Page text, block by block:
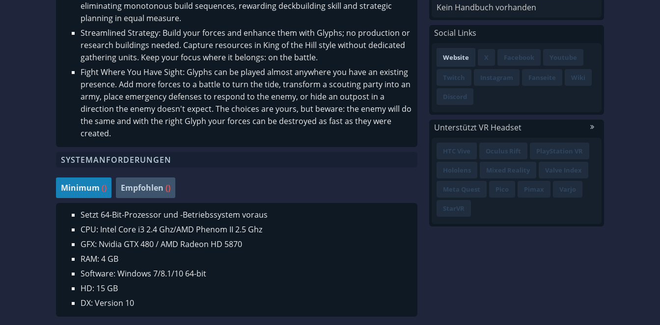
eliminating monotonous build sequences, rewarding deckbuilding skill and strategic
planning in equal measure.
Streamlined Strategy: Build your forces and enhance them with Glyphs; no production or
research buildings needed. Capture resources in King of the Hill style without dedicated
gathering units. Keep your focus where it belongs: on the battle.
Fight Where You Have Sight: Glyphs can be played almost anywhere you have an existing
presence. Add more forces to a battle to turn the tide, transform a scouting party into an
army, place emergency defenses to respond to the enemy, or hide an outpost in a
direction the enemy doesn't expect. The choices are yours, but beware: the enemy will do
the same and with the right Glyph your forces can be destroyed as fast as they were
created.
SYSTEMANFORDERUNGEN
Minimum () Empfohlen ()
Setzt 64-Bit-Prozessor und -Betriebssystem voraus
CPU: Intel Core i3 2.4 Ghz/AMD Phenom II 2.5 Ghz
GFX: Nvidia GTX 480 / AMD Radeon HD 5870
RAM: 4 GB
Software: Windows 7/8.1/10 64-bit
HD: 15 GB
DX: Version 10
Kein Handbuch vorhanden
Social Links
Website X Facebook Youtube
Twitch Instagram Fanseite Wiki
Discord
Unterstützt VR Headset
HTC Vive Oculus Rift PlayStation VR
Hololens Mixed Reality Valve Index
Meta Quest Pico Pimax Varjo
StarVR